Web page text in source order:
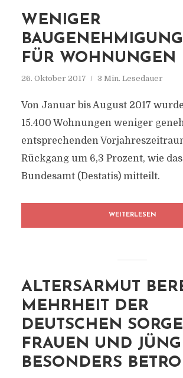
WENIGER
FÜR WOHNUNGEN
26. Oktober 2017 3 Min. Lesedauer
Von Januar bis August 2017
15.400 Wohnungen weniger
entsprechenden
Rückgang um 6,3 Prozent, wie
Bundesamt (Destatis) mitteilt.
WEITERLESEN
ALTERSARMUT
MEHRHEIT DER
DEUTSCHEN
FRAUEN UND
BESONDERS